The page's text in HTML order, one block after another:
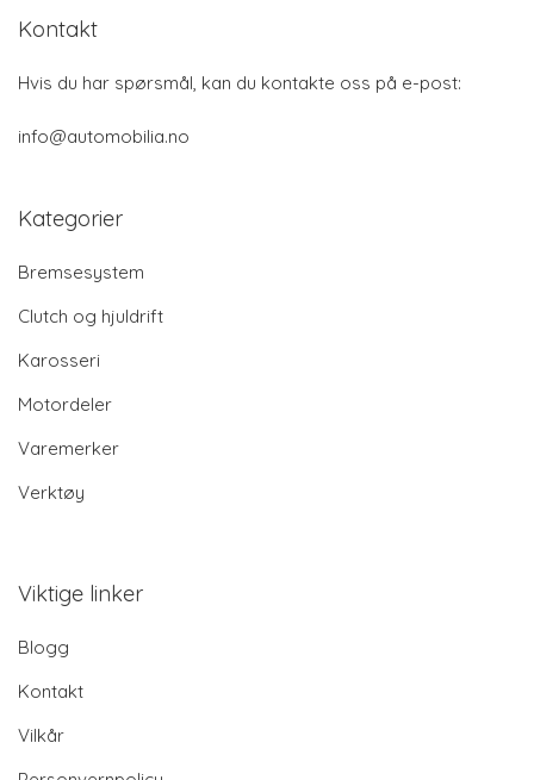
Kontakt
Hvis du har spørsmål, kan du kontakte oss på e-post:
info@automobilia.no
Kategorier
Bremsesystem
Clutch og hjuldrift
Karosseri
Motordeler
Varemerker
Verktøy
Viktige linker
Blogg
Kontakt
Vilkår